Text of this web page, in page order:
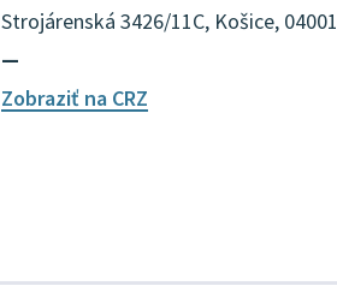
Strojárenská 3426/11C, Košice, 04001
—
Zobraziť na CRZ